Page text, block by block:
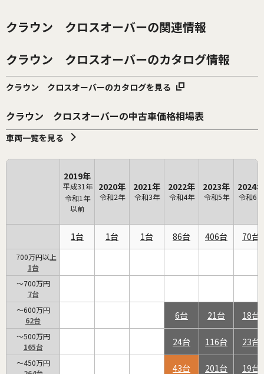
クラウン クロスオーバーの関連情報
クラウン クロスオーバーのカタログ情報
クラウン クロスオーバーのカタログを見る
クラウン クロスオーバーの中古車価格相場表
車両一覧を見る
2019年
平成31年
令和1年
以前
2020年
令和2年
2021年
令和3年
2022年
令和4年
2023年
令和5年
2024年
令和6年
1 1 1 86 406 70
700万円以上
1
～700万円
7
～600万円
62
6 21 18
～500万円
165
24 116 23
～450万円
43 201 19